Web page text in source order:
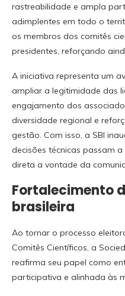
rastreabilidade e ampla
adimplentes em todo o
os membros dos comitês
presidentes, reforçando
A iniciativa representa um
ampliar a legitimidade das
engajamento dos
diversidade regional e
gestão. Com isso, a SBI
decisões técnicas passam
direta a vontade da
Fortalecimento
brasileira
Ao tornar o processo
Comitês Científicos, a
reafirma seu papel como
participativa e alinhada às